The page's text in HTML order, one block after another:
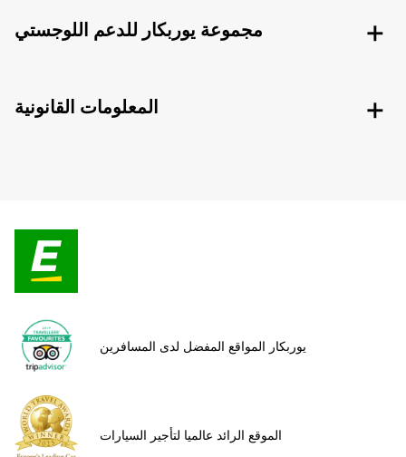
مجموعة يوربكار للدعم اللوجستي
المعلومات القانونية
يوربكار المواقع المفضل لدى المسافرين
الموقع الرائد عالميا لتأجير السيارات